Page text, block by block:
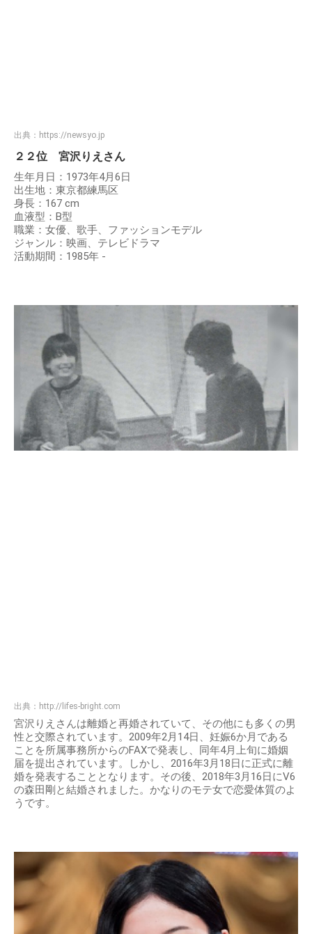
出典： https://newsyo.jp
２２位 宮沢りえさん
生年月日：1973年4月6日
出生地：東京都練馬区
身長：167 cm
血液型：B型
職業：女優、歌手、ファッションモデル
ジャンル：映画、テレビドラマ
活動期間：1985年 -
出典： http://lifes-bright.com
宮沢りえさんは離婚と再婚されていて、その他にも多くの男
性と交際されています。2009年2月14日、妊娠6か月である
ことを所属事務所からのFAXで発表し、同年4月上旬に婚姻
届を提出されています。しかし、2016年3月18日に正式に離
婚を発表することとなります。その後、2018年3月16日にV6
の森田剛と結婚されました。かなりのモテ女で恋愛体質のよ
うです。